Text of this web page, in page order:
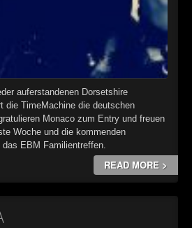
auferstandenen Dorsetshire
die TimeMachine die deutschen
Monaco zum Entry und freuen
Woche und die kommenden
EBM Familientreffen.
READ MORE >